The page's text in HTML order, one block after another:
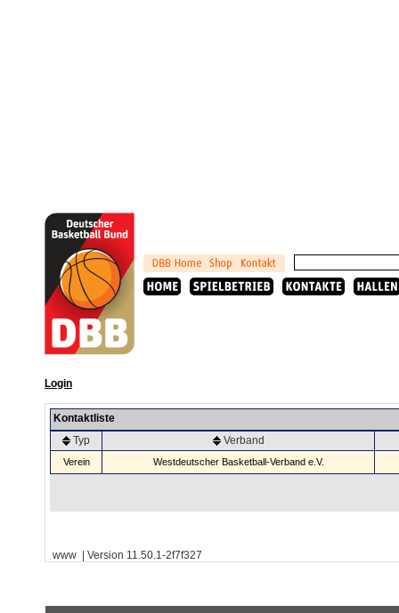
Login
Kontaktliste
Typ
Verband
Verein Westdeutscher Basketball-Verband e.V.
www | Version 11.50.1-2f7f327